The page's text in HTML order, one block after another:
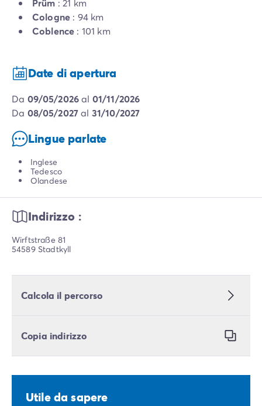
Prüm : 21 km
Cologne : 94 km
Coblence : 101 km
Date di apertura
da 09/05/2026al 01/11/2026
da 08/05/2027al 31/10/2027
Lingue parlate
Inglese
Tedesco
Olandese
Indirizzo :
Wirftstraße 81
54589 Stadtkyll
Calcola il percorso
Copia indirizzo
Utile da sapere